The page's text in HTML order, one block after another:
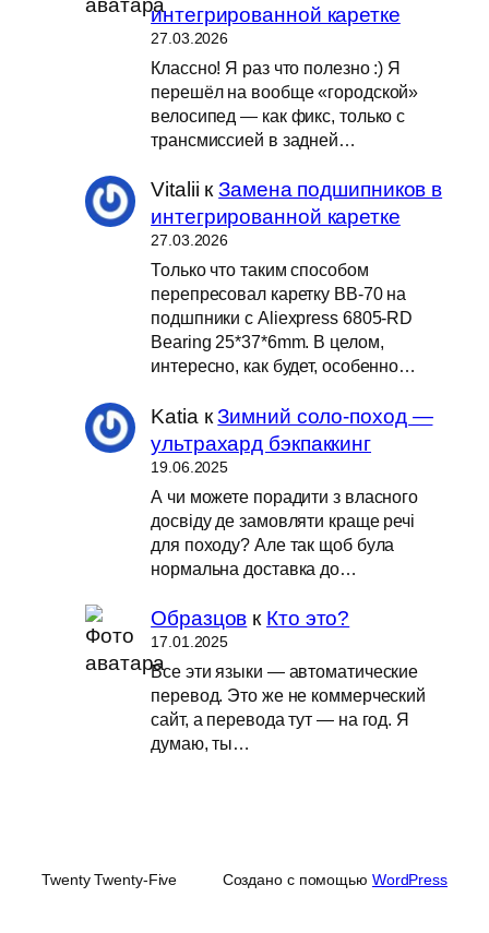
интегрированной каретке
27.03.2026
Классно! Я раз что полезно :) Я
перешёл на вообще «городской»
велосипед — как фикс, только с
трансмиссией в задней…
Vitalii кЗамена подшипников в
интегрированной каретке
27.03.2026
Только что таким способом
перепресовал каретку BB-70 на
подшпники с Aliexpress 6805-RD
Bearing 25*37*6mm. В целом,
интересно, как будет, особенно…
Katia кЗимний соло-поход —
ультрахард бэкпаккинг
19.06.2025
А чи можете порадити з власного
досвіду де замовляти краще речі
для походу? Але так щоб була
нормальна доставка до…
Образцов к Кто это?
17.01.2025
Все эти языки — автоматические
перевод. Это же не коммерческий
сайт, а перевода тут — на год. Я
думаю, ты…
Twenty Twenty-Five Создано с помощью WordPress